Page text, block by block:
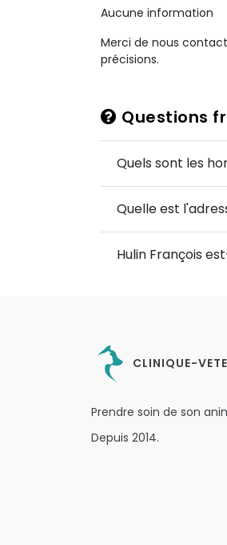
Aucune information
Merci de nous
précisions.
Questions
Quels sont les
Quelle est
Hulin François
CLINIQUE-
Prendre soin de son
Depuis 2014.